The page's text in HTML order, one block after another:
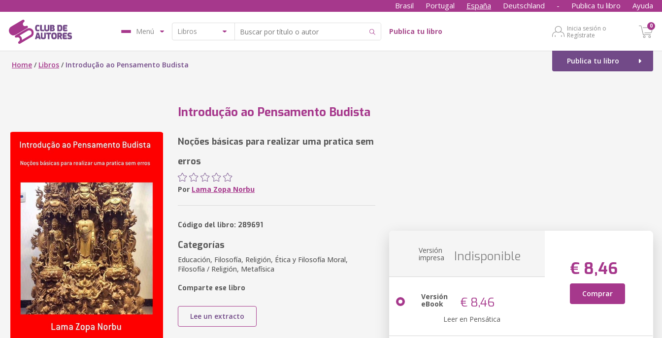
Brasil Portugal España Deutschland - Publica tu libro Ayuda
Menú Publica tu libro
Inicia sesión o
Regístrate
0
Publica tu libro
Home / Libros / Introdução ao Pensamento Budista
Introdução ao Pensamento Budista
Noções básicas para realizar uma pratica sem
erros
Por Lama Zopa Norbu
Código del libro: 289691
Categorías
Educación, Filosofía, Religión, Ética y Filosofía Moral,
Filosofía / Religión, Metafísica
Comparte ese libro
Lee un extracto
Versión
impresa Indisponible
€ 8,46
Comprar
Versión
eBook € 8,46
Leer en Pensática